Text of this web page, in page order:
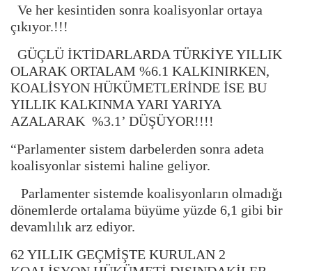
Ve her kesintiden sonra koalisyonlar ortaya
çıkıyor.!!!
GÜÇLÜ İKTİDARLARDA TÜRKİYE YILLIK
OLARAK ORTALAM %6.1 KALKINIRKEN,
KOALİSYON HÜKÜMETLERİNDE İSE BU
YILLIK KALKINMA YARI YARIYA
AZALARAK %3.1’ DÜŞÜYOR!!!!
“Parlamenter sistem darbelerden sonra adeta
koalisyonlar sistemi haline geliyor.
Parlamenter sistemde koalisyonların olmadığı
dönemlerde ortalama büyüme yüzde 6,1 gibi bir
devamlılık arz ediyor.
62 YILLIK GEÇMİŞTE KURULAN 2